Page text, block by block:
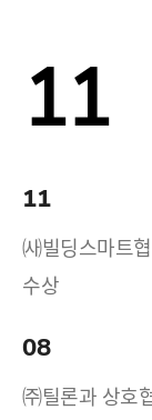
11
11
㈔빌딩스마트
수상
08
㈜틸론과 상호